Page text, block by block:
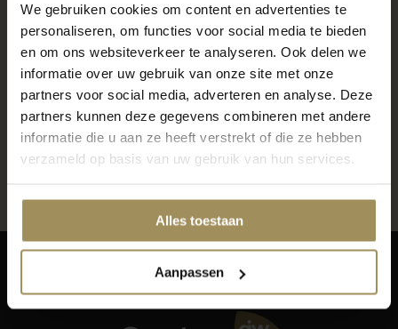
We gebruiken cookies om content en advertenties te
personaliseren, om functies voor social media te bieden
en om ons websiteverkeer te analyseren. Ook delen we
informatie over uw gebruik van onze site met onze
partners voor social media, adverteren en analyse. Deze
partners kunnen deze gegevens combineren met andere
informatie die u aan ze heeft verstrekt of die ze hebben
verzameld op basis van uw gebruik van hun services.
Alles toestaan
Aanpassen
Gratis parkeren voor de deur
Locatie Gronsveld
600m2 raamdecoratie, vloeren en meer
Gratis parkeren voor de deur